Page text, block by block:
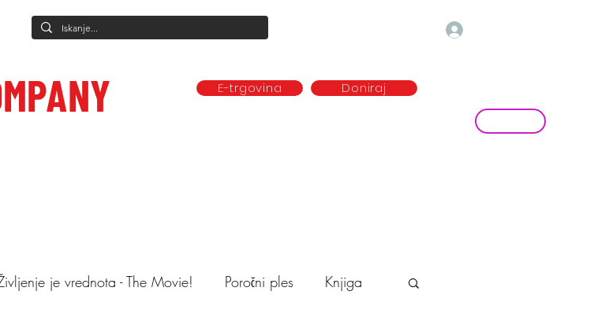
E-trgovina Doniraj
je vrednota - The Movie! Poročni ples Knjiga